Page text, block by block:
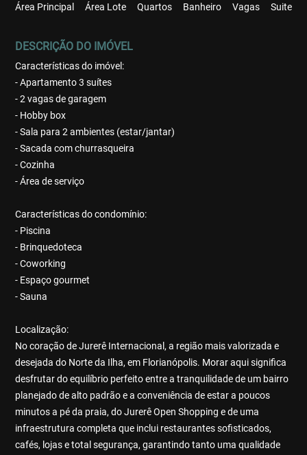
Área Principal
Área Lote
Quartos
Banheiro
Vagas
Suite
DESCRIÇÃO DO IMÓVEL
Características do imóvel:
- Apartamento 3 suítes
- 2 vagas de garagem
- Hobby box
- Sala para 2 ambientes (estar/jantar)
- Sacada com churrasqueira
- Cozinha
- Área de serviço
Características do condomínio:
- Piscina
- Brinquedoteca
- Coworking
- Espaço gourmet
- Sauna
Localização:
No coração de Jurerê Internacional, a região mais valorizada e
desejada do Norte da Ilha, em Florianópolis. Morar aqui significa
desfrutar do equilíbrio perfeito entre a tranquilidade de um bairro
planejado de alto padrão e a conveniência de estar a poucos
minutos a pé da praia, do Jurerê Open Shopping e de uma
infraestrutura completa que inclui restaurantes sofisticados,
cafés, lojas e total segurança, garantindo tanto uma qualidade